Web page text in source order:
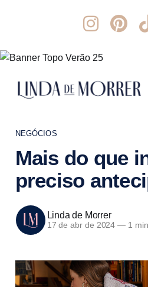
NEGÓCIOS
Mais do que
preciso
Linda de Morrer
17 de abr de 2024 — 1